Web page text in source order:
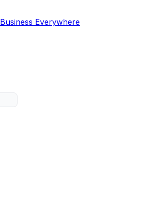
Business Everywhere